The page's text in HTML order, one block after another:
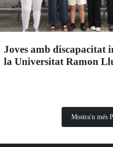
Joves amb discapacitat
la Universitat Ramon
Mostra'n més